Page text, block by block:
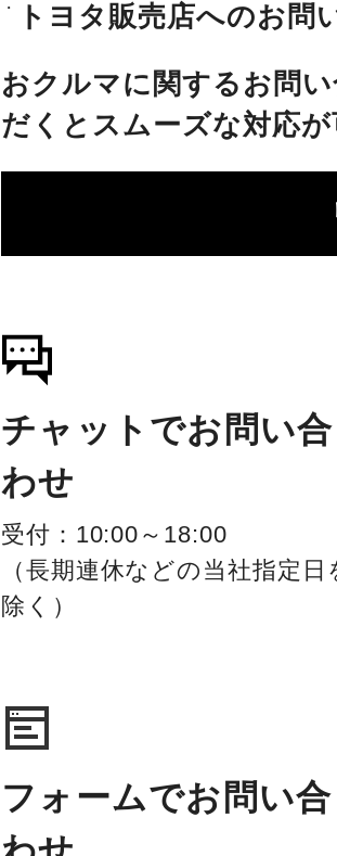
トヨタ販売店へのお問
おクルマに関するお問
だくとスムーズな対応が
チャットでお問い合
わせ
受付：10:00～18:00
（長期連休などの当社指定日
除く）
フォームでお問い合